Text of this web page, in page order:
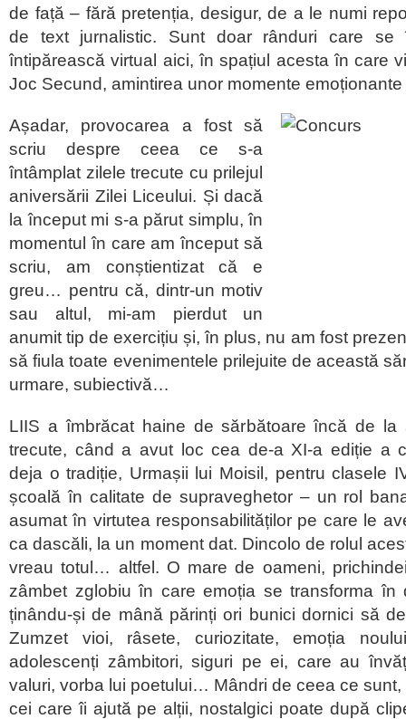
de față – fără pretenția, desigur, de a le numi
de text jurnalistic. Sunt doar rânduri care se
întipărească virtual aici, în spațiul acesta în care
Joc Secund, amintirea unor momente
Așadar, provocarea a fost să
scriu despre ceea ce s-a
întâmplat zilele trecute cu prilejul
aniversării Zilei Liceului. Și dacă
la început mi s-a părut simplu, în
momentul în care am început să
scriu, am conștientizat că e
greu… pentru că, dintr-un motiv
sau altul, mi-am pierdut un
anumit tip de exercițiu și, în plus, nu am fost
să fiula toate evenimentele prilejuite de această
urmare, subiectivă…
LIIS a îmbrăcat haine de sărbătoare încă de la
trecute, când a avut loc cea de-a XI-a ediție a
deja o tradiție, Urmașii lui Moisil, pentru clasele
școală în calitate de supraveghetor – un rol
asumat în virtutea responsabilităților pe care le
ca dascăli, la un moment dat. Dincolo de rolul
vreau totul… altfel. O mare de oameni,
zâmbet zglobiu în care emoția se transforma în
ținându-și de mână părinți ori bunici dornici să
Zumzet vioi, râsete, curiozitate, emoția
adolescenți zâmbitori, siguri pe ei, care au
valuri, vorba lui poetului… Mândri de ceea ce
cei care îi ajută pe alții, nostalgici poate după